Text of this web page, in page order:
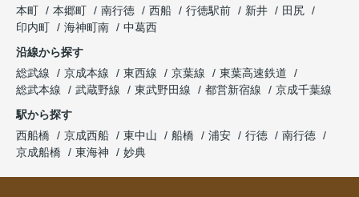
本町
本郷町 南行徳 西船 行徳駅前 新井
田尻
印内町
海神町南
中葛西
沿線から探す
総武線
京成本線 東西線 京葉線
東葉高速鉄道
総武本線
武蔵野線 東武野田線 都営新宿線
京成千葉線
駅から探す
西船橋
京成西船 東中山 船橋 浦安 行徳
南行徳
京成船橋
東海神 妙典